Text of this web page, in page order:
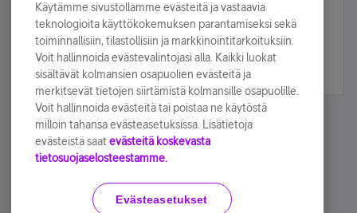
sähköpostiisi.
Tilaa nyt
Käyttöehdot Accessibility statement
Käytämme sivustollamme evästeitä ja vastaavia
teknologioita käyttökokemuksen parantamiseksi sekä
toiminnallisiin, tilastollisiin ja markkinointitarkoituksiin.
Voit hallinnoida evästevalintojasi alla. Kaikki luokat
sisältävät kolmansien osapuolien evästeitä ja
merkitsevät tietojen siirtämistä kolmansille osapuolille.
Voit hallinnoida evästeitä tai poistaa ne käytöstä
milloin tahansa evästeasetuksissa. Lisätietoja
evästeistä saat evästeitä koskevasta
tietosuojaselosteestamme.
Evästeasetukset